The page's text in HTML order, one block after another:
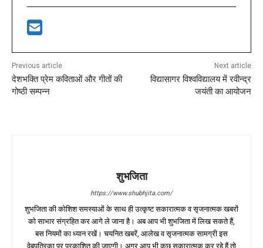
Previous article
देशभक्ति प्रेम कविताओं और गीतों की
गोष्ठी सम्पन्न
Next article
विद्यासागर विश्वविद्यालय में रवीन्द्र
जयंती का आयोजन
शुभजिता
https://www.shubhjita.com/
शुभजिता की कोशिश समस्याओं के साथ ही उत्कृष्ट सकारात्मक व सृजनात्मक खबरों
को साभार संग्रहित कर आगे ले जाना है। अब आप भी शुभजिता में लिख सकते हैं,
बस नियमों का ध्यान रखें। चयनित खबरें, आलेख व सृजनात्मक सामग्री इस
वेबपत्रिका पर प्रकाशित की जाएगी। अगर आप भी कुछ सकारात्मक कर रहे हैं तो